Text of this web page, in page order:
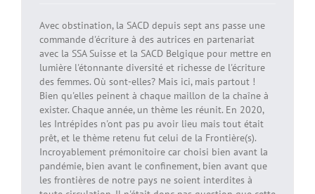
Avec obstination, la SACD depuis sept ans passe une
commande d'écriture à des autrices en partenariat
avec la SSA Suisse et la SACD Belgique pour mettre en
lumière l'étonnante diversité et richesse de l'écriture
des femmes. Où sont-elles? Mais ici, mais partout !
Bien qu'elles peinent à chaque maillon de la chaîne à
exister. Chaque année, un thème les réunit. En 2020,
les Intrépides n'ont pas pu avoir lieu mais tout était
prêt, et le thème retenu fut celui de la Frontière(s).
Incroyablement prémonitoire car choisi bien avant la
pandémie, bien avant le confinement, bien avant que
les frontières de notre pays ne soient interdites à